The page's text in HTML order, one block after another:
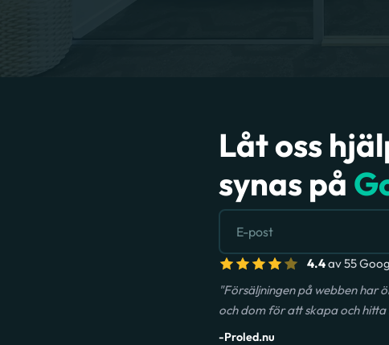
Låt oss
synas på
4.4av 55
"Försäljningen på webben har
och dom för att skapa och
-Proled.nu